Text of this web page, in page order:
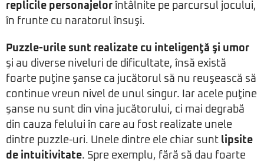
replicile personajelor întâlnite pe parcursul jocului,
în frunte cu naratorul însuşi.
Puzzle-urile sunt realizate cu inteligenţă şi umor
şi au diverse niveluri de dificultate, însă există
foarte puţine şanse ca jucătorul să nu reuşească să
continue vreun nivel de unul singur. Iar acele puţine
şanse nu sunt din vina jucătorului, ci mai degrabă
din cauza felului în care au fost realizate unele
dintre puzzle-uri. Unele dintre ele chiar sunt lipsite
de intuitivitate. Spre exemplu, fără să dau foarte